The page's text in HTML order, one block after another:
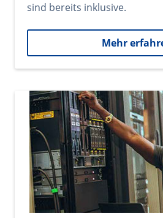
sind bereits inklusive.
Mehr